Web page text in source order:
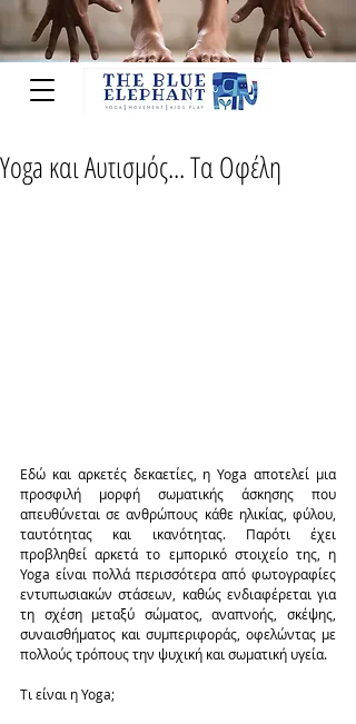
Yoga και Αυτισμός... Τα Οφέλη
Eδώ και αρκετές δεκαετίες, η Yoga αποτελεί μια
προσφιλή μορφή σωματικής άσκησης που
απευθύνεται σε ανθρώπους κάθε ηλικίας, φύλου,
ταυτότητας και ικανότητας. Παρότι έχει
προβληθεί αρκετά το εμπορικό στοιχείο της, η
Yoga είναι πολλά περισσότερα από φωτογραφίες
εντυπωσιακών στάσεων, καθώς ενδιαφέρεται για
τη σχέση μεταξύ σώματος, αναπνοής, σκέψης,
συναισθήματος και συμπεριφοράς, οφελώντας με
πολλούς τρόπους την ψυχική και σωματική υγεία.
Τι είναι η Yoga;